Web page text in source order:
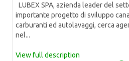
LUBEX SPA, azienda leader del
importante progetto di sviluppo
carburanti ed autolavaggi, cerca
nel...
View full description